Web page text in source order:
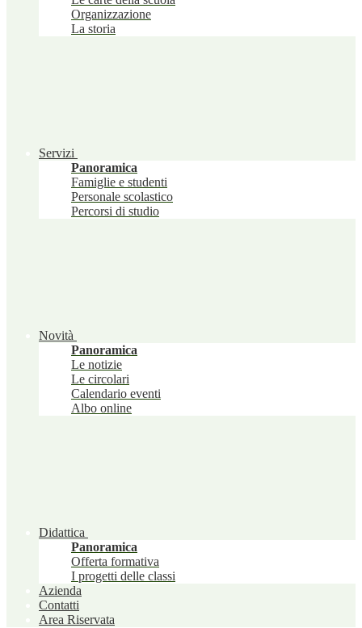
Organizzazione
La storia
Servizi
Panoramica
Famiglie e studenti
Personale scolastico
Percorsi di studio
Novità
Panoramica
Le notizie
Le circolari
Calendario eventi
Albo online
Didattica
Panoramica
Offerta formativa
I progetti delle classi
Azienda
Contatti
Area Riservata